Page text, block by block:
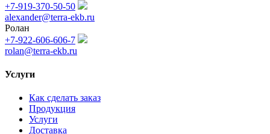
+7-919-370-50-50
alexander@terra-ekb.ru
Ролан
+7-922-606-606-7
rolan@terra-ekb.ru
Услуги
Как сделать заказ
Продукция
Услуги
Доставка